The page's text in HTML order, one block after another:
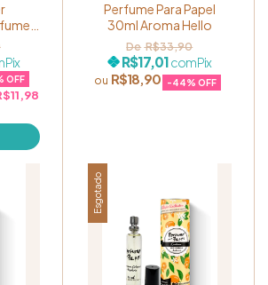
OFF
Pix
Perfume Para Papel
30ml Aroma Hello
R$18,90 -44% OFF
R$33,90
R$17,01comPix
Esgotado